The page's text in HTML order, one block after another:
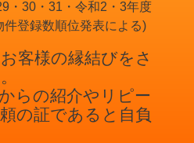
・30・31・令和2・3年度
件登録数順位発表による)
客様の縁結びをさ
らの紹介やリピー
の証であると自負